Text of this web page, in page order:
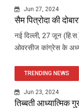
Jun 27, 2024
सैम पित्रोदा की
नई दिल्ली, 27 जून
ओवरसीज कांग्रेस के
TRENDING NEWS
Jun 23, 2024
तिब्बती आध्यात्मिक